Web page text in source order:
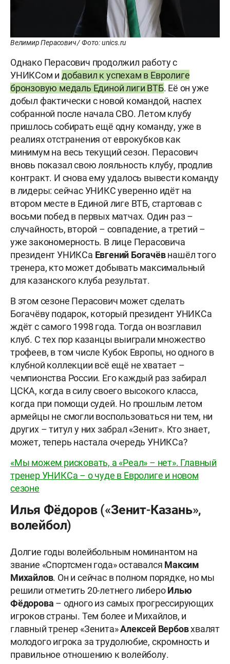
Велимир Перасович / Фото: unics.ru
Однако Перасович продолжил работу с
УНИКСом идобавил к успехам в Евролиге
бронзовую медаль Единой лиги ВТБ. Её он уже
добыл фактически с новой командой, наспех
собранной после начала СВО. Летом клубу
пришлось собирать ещё одну команду, уже в
реалиях отстранения от еврокубков как
минимум на весь текущий сезон. Перасович
вновь показал свою лояльность клубу, продлив
контракт. И снова ему удалось вывести команду
в лидеры: сейчас УНИКС уверенно идёт на
втором месте в Единой лиге ВТБ, стартовав с
восьми побед в первых матчах. Один раз –
случайность, второй – совпадение, а третий –
уже закономерность. В лице Перасовича
президент УНИКСа Евгений Богачёвнашёл того
тренера, кто может добывать максимальный
для казанского клуба результат.
В этом сезоне Перасович может сделать
Богачёву подарок, который президент УНИКСа
ждёт с самого 1998 года. Тогда он возглавил
клуб. С тех пор казанцы выиграли множество
трофеев, в том числе Кубок Европы, но одного в
клубной коллекции всё ещё не хватает –
чемпионства России. Его каждый раз забирал
ЦСКА, когда в силу своего высокого класса,
когда при помощи судей. Но прошлым летом
армейцы не смогли воспользоваться ни тем, ни
других – титул у них забрал «Зенит». Кто знает,
может, теперь настала очередь УНИКСа?
«Мы можем рисковать, а «Реал» – нет». Главный
тренер УНИКСа – о чуде в Евролиге и новом
сезоне
Илья Фёдоров («Зенит-Казань»,
волейбол)
Долгие годы волейбольным номинантом на
звание «Спортсмен года» оставался Максим
Михайлов. Он и сейчас в полном порядке, но мы
решили отметить 20-летнего либероИлью
Фёдорова – одного из самых прогрессирующих
игроков страны. Тем более и Михайлов, и
главный тренер «Зенита»Алексей Вербовхвалят
молодого игрока за трудолюбие, скромность и
правильное отношению к волейболу.